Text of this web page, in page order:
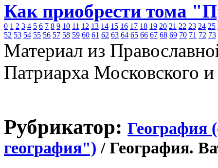
Как приобрести тома
0 1 2 3 4 5 6 7 8 9 10 11 12 13 14 15 16 17 18 19 20 21 22 23 24 25
52 53 54 55 56 57 58 59 60 61 62 63 64 65 66 67 68 69 70 71 72 73
Материал из
Патриарха Московского
Рубрикатор: География
география") / География.